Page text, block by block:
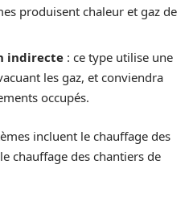
produisent chaleur et gaz de
indirecte : ce type utilise une
les gaz, et conviendra
occupés.
incluent le chauffage des
chauffage des chantiers de